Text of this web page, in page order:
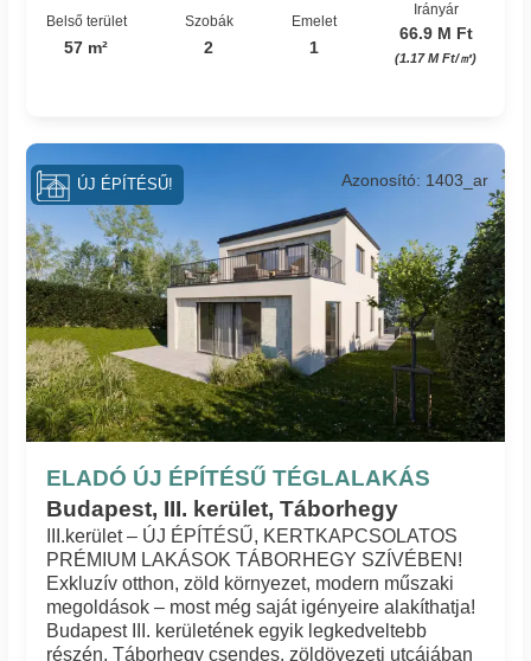
Belső terület
57 m²
Szobák
2
Emelet
1
Irányár
66.9 M Ft
(1.17 M Ft/㎡)
ELADÓ ÚJ ÉPÍTÉSŰ TÉGLALAKÁS
Budapest, III. kerület, Táborhegy
Azonosító: 1403_ar
III.kerület – ÚJ ÉPÍTÉSŰ, KERTKAPCSOLATOS
PRÉMIUM LAKÁSOK TÁBORHEGY SZÍVÉBEN!
Exkluzív otthon, zöld környezet, modern műszaki
megoldások – most még saját igényeire alakíthatja!
Budapest III. kerületének egyik legkedveltebb
részén, Táborhegy csendes, zöldövezeti utcájában
ÚJ ÉPÍTÉSŰ!